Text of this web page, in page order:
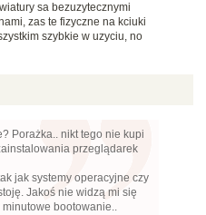
sa bezuzytecznymi
zas te fizyczne na kciuki
szybkie w uzyciu, no
Porażka.. nikt tego nie kupi
przeglądarek
jak systemy operacyjne czy
Jakoś nie widzą mi się
bootowanie..